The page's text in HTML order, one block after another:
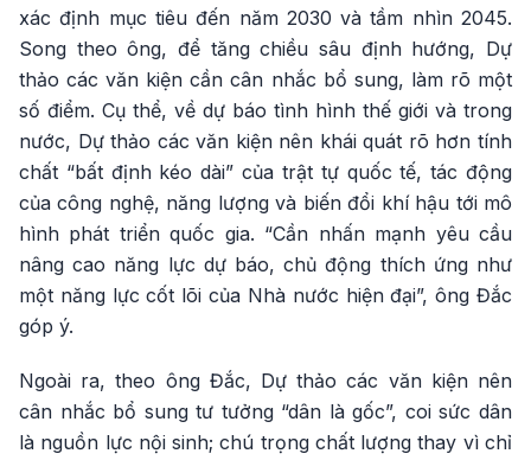
xác định mục tiêu đến năm 2030 và tầm nhìn 2045.
Song theo ông, để tăng chiều sâu định hướng, Dự
thảo các văn kiện cần cân nhắc bổ sung, làm rõ một
số điểm. Cụ thể, về dự báo tình hình thế giới và trong
nước, Dự thảo các văn kiện nên khái quát rõ hơn tính
chất “bất định kéo dài” của trật tự quốc tế, tác động
của công nghệ, năng lượng và biến đổi khí hậu tới mô
hình phát triển quốc gia. “Cần nhấn mạnh yêu cầu
nâng cao năng lực dự báo, chủ động thích ứng như
một năng lực cốt lõi của Nhà nước hiện đại”, ông Đắc
góp ý.
Ngoài ra, theo ông Đắc, Dự thảo các văn kiện nên
cân nhắc bổ sung tư tưởng “dân là gốc”, coi sức dân
là nguồn lực nội sinh; chú trọng chất lượng thay vì chỉ